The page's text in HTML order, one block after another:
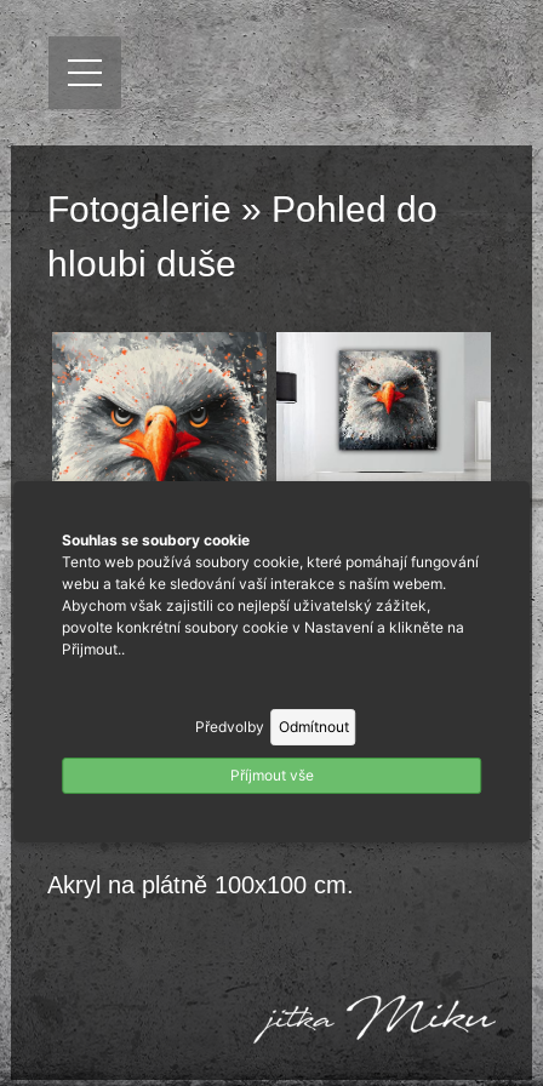
Souhlas se soubory cookie
Tento web používá soubory cookie, které pomáhají fungování
webu a také ke sledování vaší interakce s naším webem.
Abychom však zajistili co nejlepší uživatelský zážitek,
povolte konkrétní soubory cookie v Nastavení a klikněte na
Přijmout..
Předvolby Odmítnout
Příjmout vše
Fotogalerie» Pohled do
hloubi duše
Akryl na plátně 100x100 cm.